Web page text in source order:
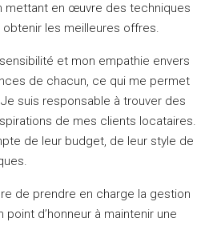
mettant en œuvre des techniques
les meilleures offres.
et mon empathie envers
de chacun, ce qui me permet
Je suis responsable à trouver des
de mes clients locataires.
de leur budget, de leur style de
de prendre en charge la gestion
point d’honneur à maintenir une